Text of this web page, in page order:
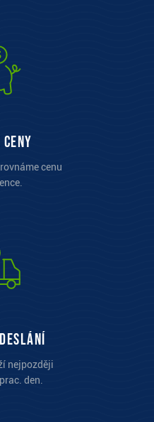
cenu
nejpozději
den.